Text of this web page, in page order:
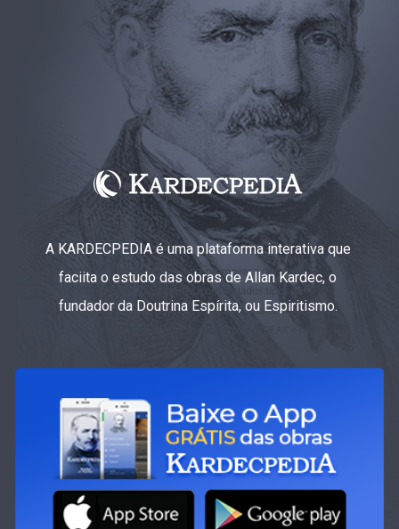
A KARDECPEDIA é uma plataforma interativa que
faciita o estudo das obras de Allan Kardec, o
fundador da Doutrina Espírita, ou Espiritismo.